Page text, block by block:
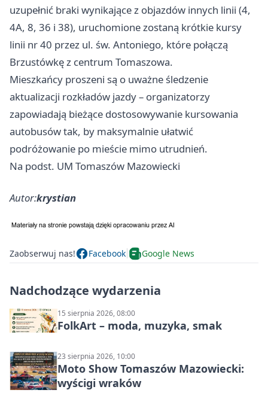
uzupełnić braki wynikające z objazdów innych linii (4,
4A, 8, 36 i 38), uruchomione zostaną krótkie kursy
linii nr 40 przez ul. św. Antoniego, które połączą
Brzustówkę z centrum Tomaszowa.
Mieszkańcy proszeni są o uważne śledzenie
aktualizacji rozkładów jazdy – organizatorzy
zapowiadają bieżące dostosowywanie kursowania
autobusów tak, by maksymalnie ułatwić
podróżowanie po mieście mimo utrudnień.
Na podst. UM Tomaszów Mazowiecki
Autor:krystian
Zaobserwuj nas! Facebook Google News
Nadchodzące wydarzenia
15 sierpnia 2026, 08:00
FolkArt – moda, muzyka, smak
23 sierpnia 2026, 10:00
Moto Show Tomaszów Mazowiecki:
wyścigi wraków